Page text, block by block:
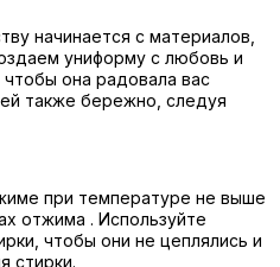
начинается с материалов,
униформу с любовь и
она радовала вас
также бережно, следуя
при температуре не выше
отжима . Используйте
чтобы они не цеплялись и
стирки.